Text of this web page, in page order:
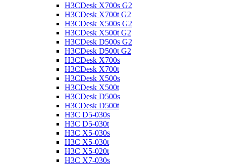
H3CDesk X700s G2
H3CDesk X700t G2
H3CDesk X500s G2
H3CDesk X500t G2
H3CDesk D500s G2
H3CDesk D500t G2
H3CDesk X700s
H3CDesk X700t
H3CDesk X500s
H3CDesk X500t
H3CDesk D500s
H3CDesk D500t
H3C D5-030s
H3C D5-030t
H3C X5-030s
H3C X5-030t
H3C X5-020t
H3C X7-030s